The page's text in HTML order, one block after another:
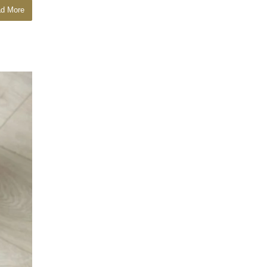
More